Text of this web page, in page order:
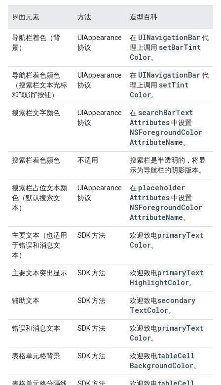
界面元素 方法 造型百科
导航栏着色（背
景）
UIAppearance
协议
在 UINavigationBar代
理上调用 setBarTint
Color。
导航栏着色颜色
（搜索栏文本光标
和“取消”按钮）
UIAppearance
协议
在 UINavigationBar代
理上调用 setTint
Color。
搜索栏文字颜色
UIAppearance
协议
在 searchBarText
Attributes中设置
NSForegroundColor
AttributeName。
搜索栏着色颜色 不适用
搜索栏是半透明的，将显
示为导航栏的阴影版本。
搜索栏占位文本颜
色（默认搜索文
本）
UIAppearance
协议
在 placeholder
Attributes中设置
NSForegroundColor
AttributeName。
主要文本（也适用
于错误和消息文
本）
SDK 方法 欢迎致电primaryText
Color。
主要文本突出显示 SDK 方法 欢迎致电primaryText
HighlightColor。
辅助文本 SDK 方法 欢迎致电secondary
TextColor。
错误和消息文本 SDK 方法 欢迎致电primaryText
Color。
表格单元格背景 SDK 方法 欢迎致电tableCell
BackgroundColor。